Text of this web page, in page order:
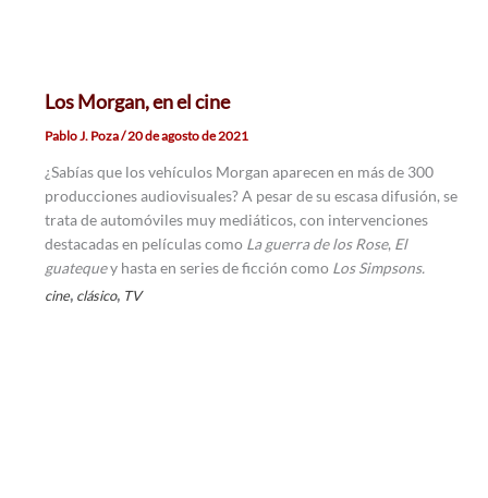
Los Morgan, en el cine
Pablo J. Poza/20 de agosto de 2021
¿Sabías que los vehículos Morgan aparecen en más de 300
producciones audiovisuales? A pesar de su escasa difusión, se
trata de automóviles muy mediáticos, con intervenciones
destacadas en películas como La guerra de los Rose, El
guatequey hasta en series de ficción como Los Simpsons.
cine, clásico, TV